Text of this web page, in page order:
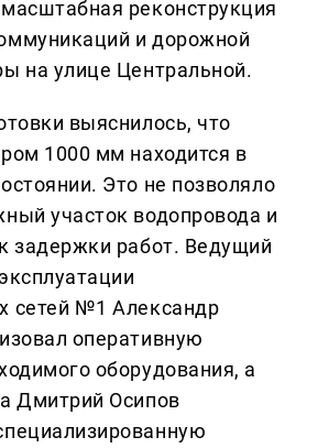
реконструкция
и дорожной
на улице Центральной.
выяснилось, что
1000 мм находится в
Это не позволяло
участок водопровода и
задержки работ. Ведущий
сетей №1 Александр
оперативную
оборудования, а
Дмитрий Осипов